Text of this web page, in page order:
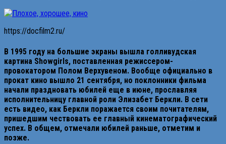
https://docfilm2.ru/
В 1995 году на большие экраны вышла голливудская
картина Showgirls, поставленная режиссером-
провокатором Полом Верхувеном. Вообще официально в
прокат кино вышло 21 сентября, но поклонники фильма
начали праздновать юбилей еще в июне, прославляя
исполнительницу главной роли Элизабет Беркли. В сети
есть видео, как Беркли поражается своим почитателям,
пришедшим чествовать ее главный кинематографический
успех. В общем, отмечали юбилей раньше, отметим и
позже.